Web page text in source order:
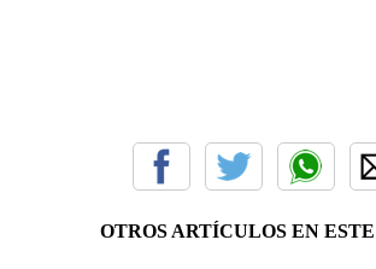
OTROS ARTÍCULOS EN